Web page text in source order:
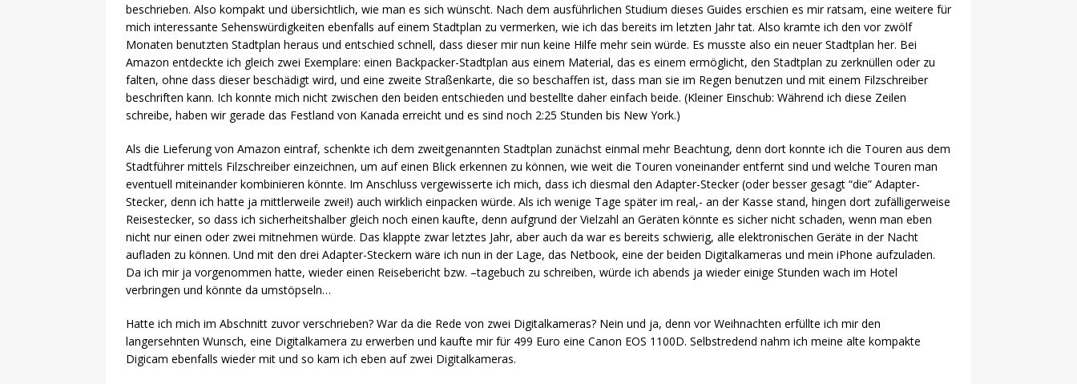
beschrieben. Also kompakt und übersichtlich, wie man es sich wünscht. Nach dem ausführlichen Studium dieses Guides erschien es mir ratsam, eine weitere für
mich interessante Sehenswürdigkeiten ebenfalls auf einem Stadtplan zu vermerken, wie ich das bereits im letzten Jahr tat. Also kramte ich den vor zwölf
Monaten benutzten Stadtplan heraus und entschied schnell, dass dieser mir nun keine Hilfe mehr sein würde. Es musste also ein neuer Stadtplan her. Bei
Amazon entdeckte ich gleich zwei Exemplare: einen Backpacker-Stadtplan aus einem Material, das es einem ermöglicht, den Stadtplan zu zerknüllen oder zu
falten, ohne dass dieser beschädigt wird, und eine zweite Straßenkarte, die so beschaffen ist, dass man sie im Regen benutzen und mit einem Filzschreiber
beschriften kann. Ich konnte mich nicht zwischen den beiden entschieden und bestellte daher einfach beide. (Kleiner Einschub: Während ich diese Zeilen
schreibe, haben wir gerade das Festland von Kanada erreicht und es sind noch 2:25 Stunden bis New York.)
Als die Lieferung von Amazon eintraf, schenkte ich dem zweitgenannten Stadtplan zunächst einmal mehr Beachtung, denn dort konnte ich die Touren aus dem
Stadtführer mittels Filzschreiber einzeichnen, um auf einen Blick erkennen zu können, wie weit die Touren voneinander entfernt sind und welche Touren man
eventuell miteinander kombinieren könnte. Im Anschluss vergewisserte ich mich, dass ich diesmal den Adapter-Stecker (oder besser gesagt “die” Adapter-
Stecker, denn ich hatte ja mittlerweile zwei!) auch wirklich einpacken würde. Als ich wenige Tage später im real,- an der Kasse stand, hingen dort zufälligerweise
Reisestecker, so dass ich sicherheitshalber gleich noch einen kaufte, denn aufgrund der Vielzahl an Geräten könnte es sicher nicht schaden, wenn man eben
nicht nur einen oder zwei mitnehmen würde. Das klappte zwar letztes Jahr, aber auch da war es bereits schwierig, alle elektronischen Geräte in der Nacht
aufladen zu können. Und mit den drei Adapter-Steckern wäre ich nun in der Lage, das Netbook, eine der beiden Digitalkameras und mein iPhone aufzuladen.
Da ich mir ja vorgenommen hatte, wieder einen Reisebericht bzw. –tagebuch zu schreiben, würde ich abends ja wieder einige Stunden wach im Hotel
verbringen und könnte da umstöpseln…
Hatte ich mich im Abschnitt zuvor verschrieben? War da die Rede von zwei Digitalkameras? Nein und ja, denn vor Weihnachten erfüllte ich mir den
langersehnten Wunsch, eine Digitalkamera zu erwerben und kaufte mir für 499 Euro eine Canon EOS 1100D. Selbstredend nahm ich meine alte kompakte
Digicam ebenfalls wieder mit und so kam ich eben auf zwei Digitalkameras.